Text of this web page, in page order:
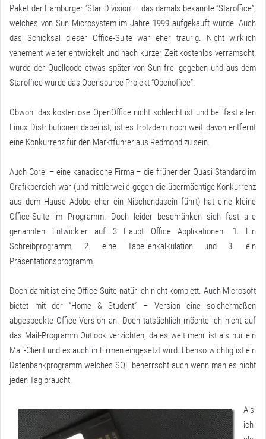
Paket der Hamburger ‘Star Division’ – das damals bekannte “Staroffice”,
welches von Sun Microsystem im Jahre 1999 aufgekauft wurde. Auch
das Schicksal dieser Office-Suite war eher traurig. Nicht wirklich
vehement weiter entwickelt und nach kurzer Zeit kostenlos verramscht,
wurde der Quellcode etwas später von Sun frei gegeben und aus dem
Staroffice wurde das Opensource Projekt “Openoffice”.
Obwohl das kostenlose OpenOffice nicht schlecht ist und bei fast allen
Linux Distributionen dabei ist, ist es trotzdem noch weit davon entfernt
eine Konkurrenz für den Marktführer aus Redmond zu sein.
Auch Corel – eine kanadische Firma – die früher der Quasi Standard im
Grafikbereich war (und mittlerweile gegen die übermächtige Konkurrenz
aus dem Hause Adobe eher ein Nischendasein führt) hat eine kleine
Office-Suite im Programm. Doch leider beschränken sich fast alle
genannten Entwickler auf 3 Haupt Office Applikationen. 1. Ein
Schreibprogramm, 2. eine Tabellenkalkulation und 3. ein
Präsentationsprogramm.
Doch damit ist eine Office-Suite natürlich nicht komplett. Auch Microsoft
bietet mit der “Home & Student” – Version eine solchermaßen
abgespeckte Office-Version an. Doch tatsächlich möchte ich nicht auf
das Mail-Programm Outlook verzichten, da es weit mehr ist als nur ein
Mail-Client und es auch in Firmen eingesetzt wird. Ebenso wichtig ist ein
Datenbankprogramm welches SQL beherrscht auch wenn man es nicht
jeden Tag braucht.
Als
ich